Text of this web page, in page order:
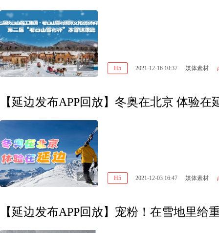
链接 H5 2021-12-16 10:37 媒体素材
【延边发布APP回放】冬奥在北京 体验在
链接 H5 2021-12-03 16:47 媒体素材
【延边发布APP回放】宠粉！在雪地里给